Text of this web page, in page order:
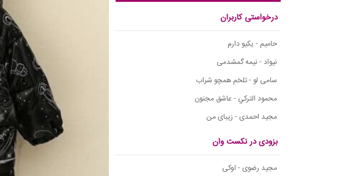
درخواستی کاربران
حامیم - یکیو دارم
نیواد - نیمه گمشدمی
سامی لو - تلخم همچو شراب
محمود التركي - عاشق مجنون
مجید احمدی - زیبای من
بزودی در نکست وان
مجید رضوی - اوکی